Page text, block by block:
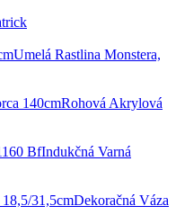
Umelá Rastlina Monstera,
Rohová Akrylová
Indukčná Varná
Dekoračná Váza